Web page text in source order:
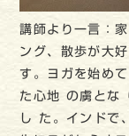
講師より一言：
ング、散歩が大
す。ヨガを始め
た心地 の虜とな
し た。インドで